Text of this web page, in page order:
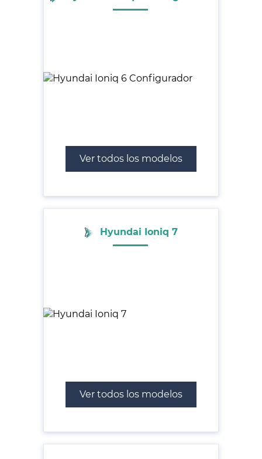
Ver todos los modelos
Hyundai Ioniq 7
Ver todos los modelos